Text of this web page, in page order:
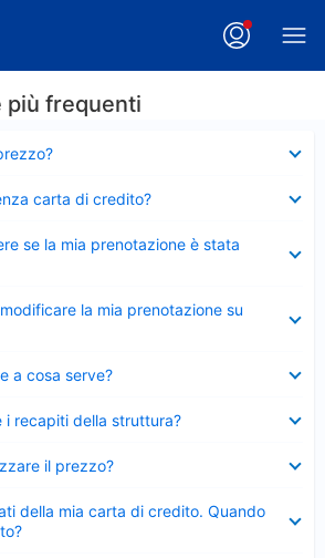
più frequenti
carta di credito?
se la mia prenotazione è stata
la mia prenotazione su
a cosa serve?
i recapiti della struttura?
il prezzo?
della mia carta di credito. Quando